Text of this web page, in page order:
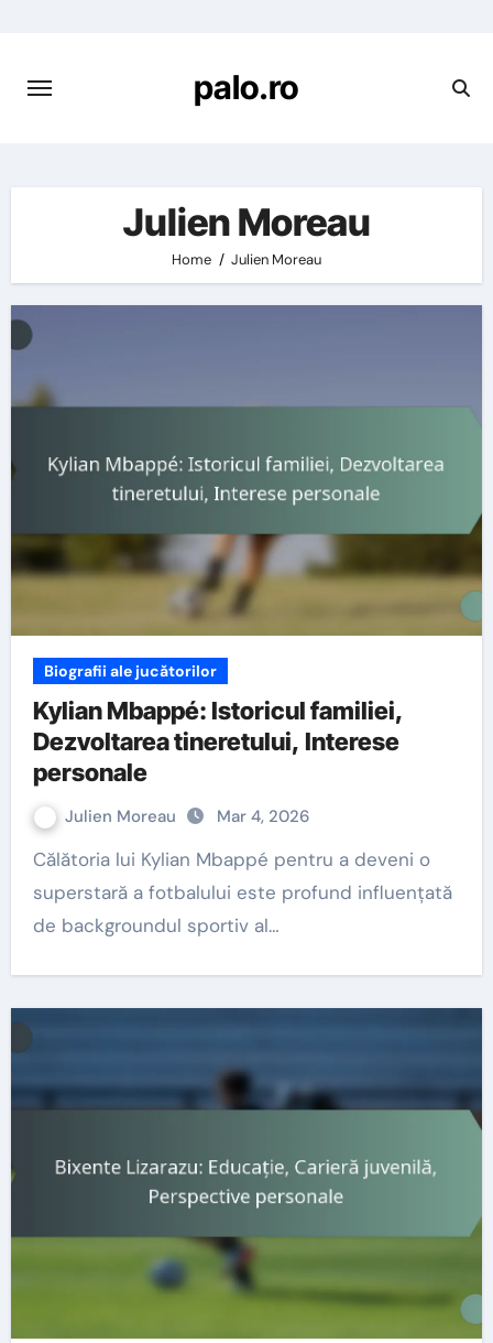
content
palo.ro
Julien Moreau
Home Julien Moreau
Biografii ale jucătorilor
Kylian Mbappé: Istoricul familiei,
Dezvoltarea tineretului, Interese
personale
Julien Moreau Mar 4, 2026
Călătoria lui Kylian Mbappé pentru a deveni o
superstară a fotbalului este profund influențată
de backgroundul sportiv al…